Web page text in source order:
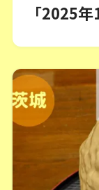
「2025